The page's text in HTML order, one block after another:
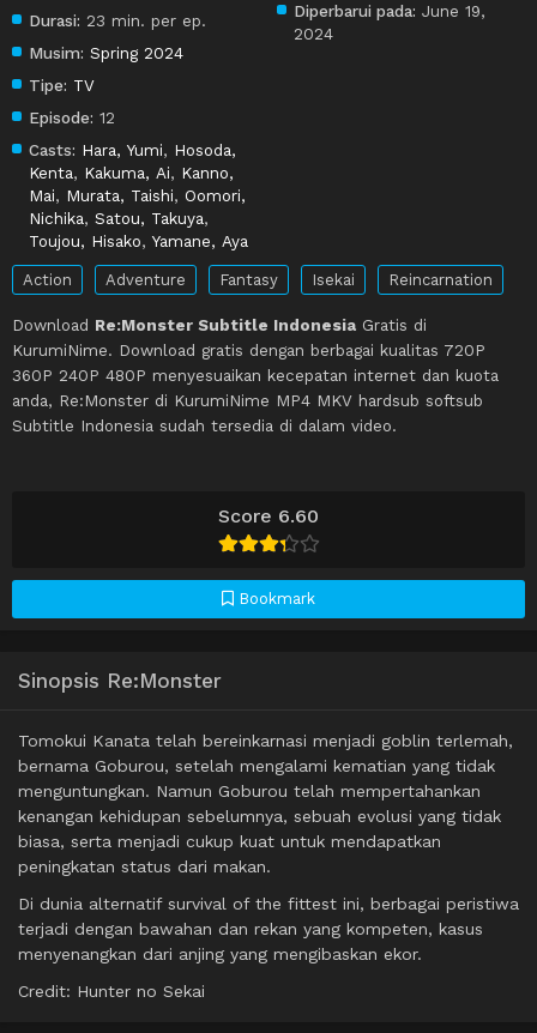
Score 6.60
Bookmark
Durasi: 23 min. per ep.
Musim: Spring 2024
Tipe: TV
Episode: 12
Casts: Hara, Yumi, Hosoda,
Kenta, Kakuma, Ai, Kanno,
Mai, Murata, Taishi, Oomori,
Nichika, Satou, Takuya,
Toujou, Hisako, Yamane, Aya
Diperbarui pada: June 19,
2024
Action Adventure Fantasy Isekai Reincarnation
Download Re:Monster Subtitle Indonesia Gratis di
KurumiNime. Download gratis dengan berbagai kualitas 720P
360P 240P 480P menyesuaikan kecepatan internet dan kuota
anda, Re:Monster di KurumiNime MP4 MKV hardsub softsub
Subtitle Indonesia sudah tersedia di dalam video.
Sinopsis Re:Monster
Tomokui Kanata telah bereinkarnasi menjadi goblin terlemah,
bernama Goburou, setelah mengalami kematian yang tidak
menguntungkan. Namun Goburou telah mempertahankan
kenangan kehidupan sebelumnya, sebuah evolusi yang tidak
biasa, serta menjadi cukup kuat untuk mendapatkan
peningkatan status dari makan.
Di dunia alternatif survival of the fittest ini, berbagai peristiwa
terjadi dengan bawahan dan rekan yang kompeten, kasus
menyenangkan dari anjing yang mengibaskan ekor.
Credit: Hunter no Sekai